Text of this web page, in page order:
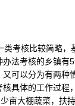
考核比较简略，
法考核的乡镇有5
可以分为有两种
具体的工作过程
亩大棚蔬菜，扶